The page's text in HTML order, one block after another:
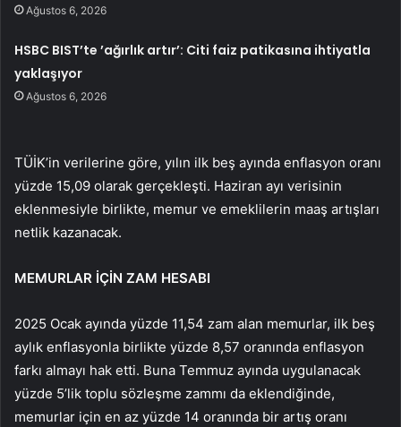
Ağustos 6, 2026
HSBC BIST’te ’ağırlık artır’: Citi faiz patikasına ihtiyatla
yaklaşıyor
Ağustos 6, 2026
TÜİK’in verilerine göre, yılın ilk beş ayında enflasyon oranı
yüzde 15,09 olarak gerçekleşti. Haziran ayı verisinin
eklenmesiyle birlikte, memur ve emeklilerin maaş artışları
netlik kazanacak.
MEMURLAR İÇİN ZAM HESABI
2025 Ocak ayında yüzde 11,54 zam alan memurlar, ilk beş
aylık enflasyonla birlikte yüzde 8,57 oranında enflasyon
farkı almayı hak etti. Buna Temmuz ayında uygulanacak
yüzde 5’lik toplu sözleşme zammı da eklendiğinde,
memurlar için en az yüzde 14 oranında bir artış oranı